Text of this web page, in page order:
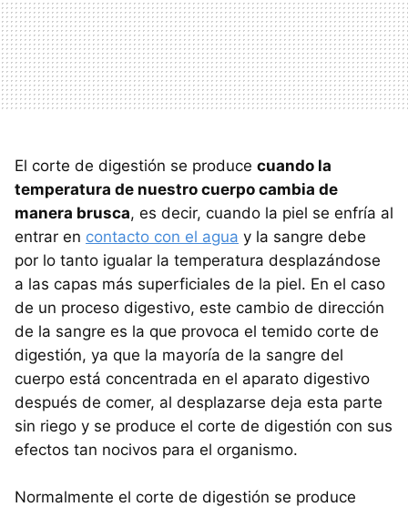
El corte de digestión se produce cuando la
temperatura de nuestro cuerpo cambia de
manera brusca, es decir, cuando la piel se enfría al
entrar en contacto con el agua y la sangre debe
por lo tanto igualar la temperatura desplazándose
a las capas más superficiales de la piel. En el caso
de un proceso digestivo, este cambio de dirección
de la sangre es la que provoca el temido corte de
digestión, ya que la mayoría de la sangre del
cuerpo está concentrada en el aparato digestivo
después de comer, al desplazarse deja esta parte
sin riego y se produce el corte de digestión con sus
efectos tan nocivos para el organismo.
Normalmente el corte de digestión se produce